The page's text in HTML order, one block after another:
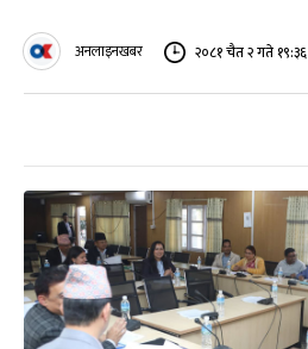
अनलाइनखबर २०८१ चैत २ गते १९:३६